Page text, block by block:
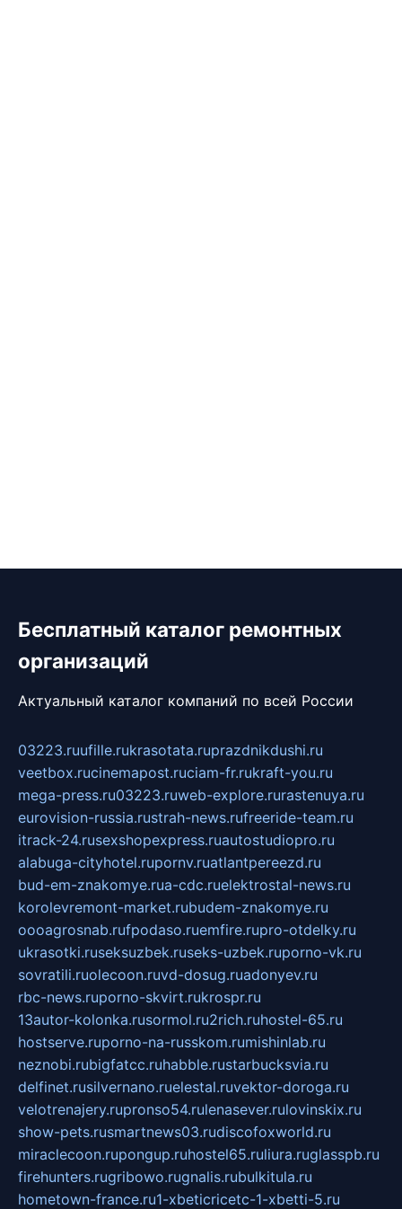
Бесплатный каталог ремонтных
организаций
Актуальный каталог компаний по всей России
03223.ruufille.rukrasotata.ruprazdnikdushi.ru
veetbox.rucinemapost.ruciam-fr.rukraft-you.ru
mega-press.ru03223.ruweb-explore.rurastenuya.ru
eurovision-russia.rustrah-news.rufreeride-team.ru
itrack-24.rusexshopexpress.ruautostudiopro.ru
alabuga-cityhotel.rupornv.ruatlantpereezd.ru
bud-em-znakomye.rua-cdc.ruelektrostal-news.ru
korolevremont-market.rubudem-znakomye.ru
oooagrosnab.rufpodaso.ruemfire.rupro-otdelky.ru
ukrasotki.ruseksuzbek.ruseks-uzbek.ruporno-vk.ru
sovratili.ruolecoon.ruvd-dosug.ruadonyev.ru
rbc-news.ruporno-skvirt.rukrospr.ru
13autor-kolonka.rusormol.ru2rich.ruhostel-65.ru
hostserve.ruporno-na-russkom.rumishinlab.ru
neznobi.rubigfatcc.ruhabble.rustarbucksvia.ru
delfinet.rusilvernano.ruelestal.ruvektor-doroga.ru
velotrenajery.rupronso54.rulenasever.rulovinskix.ru
show-pets.rusmartnews03.rudiscofoxworld.ru
miraclecoon.rupongup.ruhostel65.ruliura.ruglasspb.ru
firehunters.rugribowo.rugnalis.rubulkitula.ru
hometown-france.ru1-xbeticricetc-1-xbetti-5.ru